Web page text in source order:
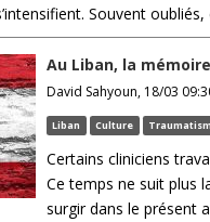
Souvent oubliés,
Au Liban, la
David Sahyoun, 18/03
Liban Culture
Certains cliniciens
Ce temps ne suit plus
surgir dans le présent